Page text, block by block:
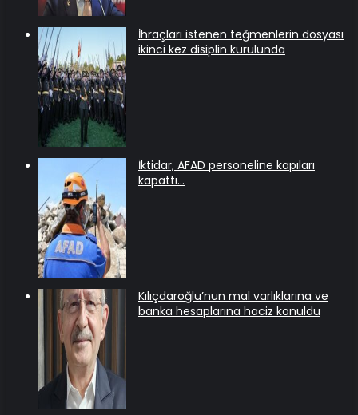
İhraçları istenen teğmenlerin dosyası
ikinci kez disiplin kurulunda
İktidar, AFAD personeline kapıları
kapattı…
Kılıçdaroğlu’nun mal varlıklarına ve
banka hesaplarına haciz konuldu